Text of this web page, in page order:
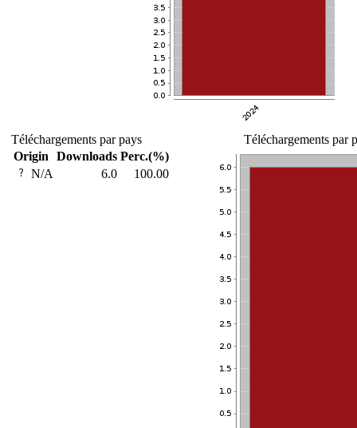
Téléchargements par pays
Origin
Downloads Perc.(%)
N/A
6.0 100.00
Téléchargements par